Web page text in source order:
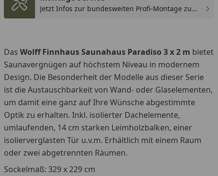
Jetzt Infos zur bundesweiten Profi-Montage zum
Das Wolff Finnhaus Saunahaus Paradiso 3 x 2 m bietet
Saunavergnügen auf höchstem Niveau in modernem
Design. Die Besonderheit der Modelle aus dieser Serie
ist die Austauschbarkeit von Wand- oder Glaselementen,
um damit eine ganz auf Ihre Wünsche abgestimmte
Optik zu erhalten. Inkl. isolierter Dachelemente,
umlaufenden, 14 cm starken Leimholzbalken, einer
isolierverglasten Tür u.v.m. Erhältlich mit einem Raum
oder zwei abgetrennten Räumen.
Sockelmaß: 329 x 229 cm